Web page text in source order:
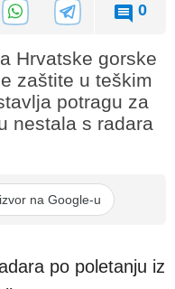
0
Hrvatske gorske
zaštite u teškim
potragu za
nestala s radara
na Google-u
po poletanju iz